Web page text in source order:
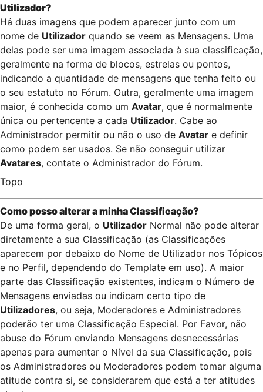
Utilizador?
Há duas imagens que podem aparecer junto com um
nome de Utilizador quando se veem as Mensagens. Uma
delas pode ser uma imagem associada à sua classificação,
geralmente na forma de blocos, estrelas ou pontos,
indicando a quantidade de mensagens que tenha feito ou
o seu estatuto no Fórum. Outra, geralmente uma imagem
maior, é conhecida como um Avatar, que é normalmente
única ou pertencente a cada Utilizador. Cabe ao
Administrador permitir ou não o uso de Avatar e definir
como podem ser usados. Se não conseguir utilizar
Avatares, contate o Administrador do Fórum.
Topo
Como posso alterar a minha Classificação?
De uma forma geral, o Utilizador Normal não pode alterar
diretamente a sua Classificação (as Classificações
aparecem por debaixo do Nome de Utilizador nos Tópicos
e no Perfil, dependendo do Template em uso). A maior
parte das Classificação existentes, indicam o Número de
Mensagens enviadas ou indicam certo tipo de
Utilizadores, ou seja, Moderadores e Administradores
poderão ter uma Classificação Especial. Por Favor, não
abuse do Fórum enviando Mensagens desnecessárias
apenas para aumentar o Nível da sua Classificação, pois
os Administradores ou Moderadores podem tomar alguma
atitude contra si, se considerarem que está a ter atitudes